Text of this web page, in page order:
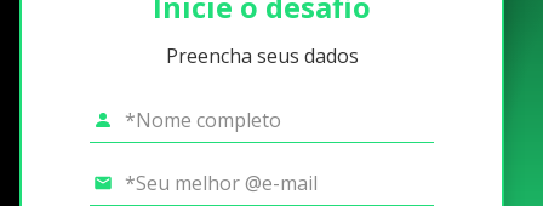
Preencha seus dados